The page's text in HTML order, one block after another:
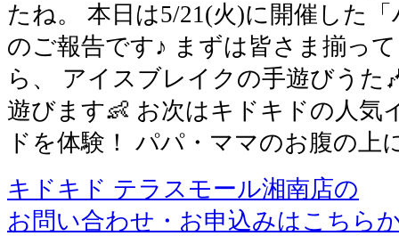
たね。 本日は5/21(火)に開催した
のご報告です♪ まずは皆さま揃っ
ら、 アイスブレイクの手遊びうた
遊びます👶 お次はキドキドの人気
ドを体験！ パパ・ママのお腹の上
キドキド テラスモール湘南店の
お問い合わせ・お申込みはこちら